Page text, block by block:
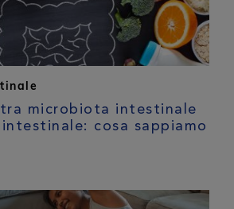
tra microbiota intestinale
cosa sappiamo